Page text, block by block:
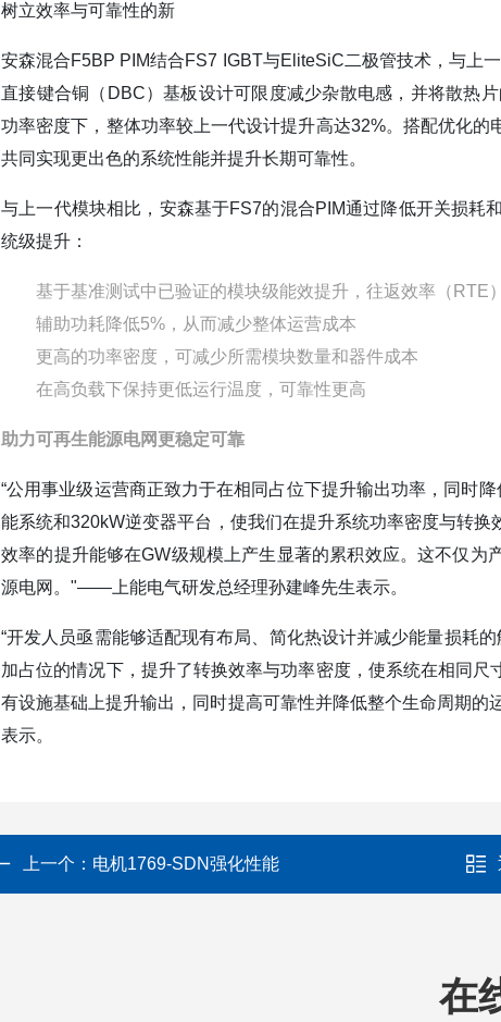
树立效率与可靠性的新
安森混合F5BP PIM结合FS7 IGBT与EliteSiC二极管技术，与上
直接键合铜（DBC）基板设计可限度减少杂散电感，并将散热
功率密度下，整体功率较上一代设计提升高达32%。搭配优化
共同实现更出色的系统性能并提升长期可靠性。
与上一代模块相比，安森基于FS7的混合PIM通过降低开关损耗
统级提升：
基于基准测试中已验证的模块级能效提升，往返效率（RTE
辅助功耗降低5%，从而减少整体运营成本
更高的功率密度，可减少所需模块数量和器件成本
在高负载下保持更低运行温度，可靠性更高
助力可再生能源电网更稳定可靠
“公用事业级运营商正致力于在相同占位下提升输出功率，同时
能系统和320kW逆变器平台，使我们在提升系统功率密度与转
效率的提升能够在GW级规模上产生显著的累积效应。这不仅
源电网。"——上能电气研发总经理孙建峰先生表示。
“开发人员亟需能够适配现有布局、简化热设计并减少能量损耗
加占位的情况下，提升了转换效率与功率密度，使系统在相同
有设施基础上提升输出，同时提高可靠性并降低整个生命周期
表示。
上一个： 电机1769-SDN强化性能
在